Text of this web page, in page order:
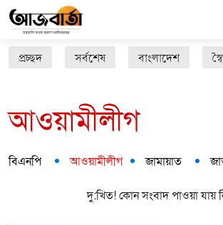
প্রচ্ছদ সর্বশেষ বাংলাদেশ
আওয়ামীলীগ
বিএনপি আওয়ামীলীগ জামায়াত
দু:খিত! কোন সংবাদ পাওয়া যায়